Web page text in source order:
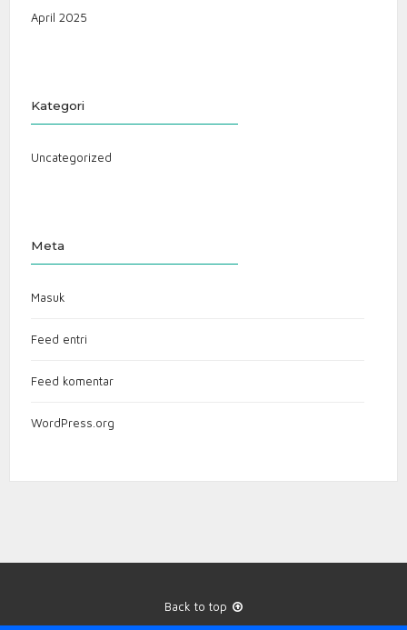
April 2025
Kategori
Uncategorized
Meta
Masuk
Feed entri
Feed komentar
WordPress.org
Back to top